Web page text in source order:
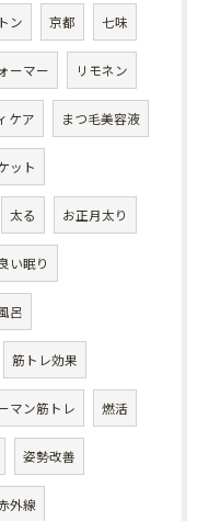
ン 京都 七味
ーマー リモネン
ケア まつ毛美容液
ット
太る お正月太り
い眠り
呂
筋トレ効果
マン筋トレ 燃活
姿勢改善
外線